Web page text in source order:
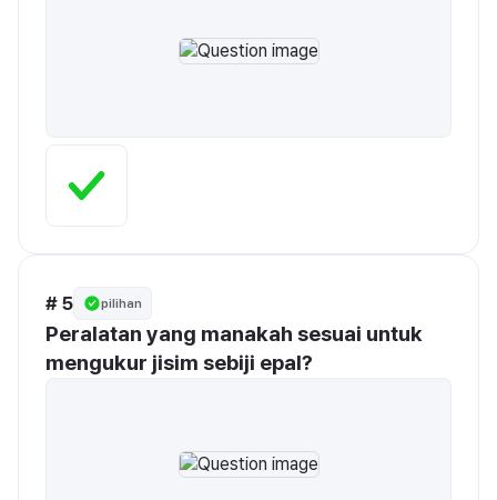
# 5 pilihan
Peralatan yang manakah sesuai untuk
mengukur jisim sebiji epal?